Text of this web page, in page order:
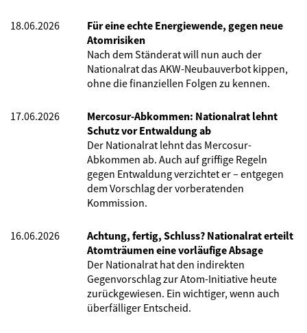
18.06.2026
Für eine echte Energiewende, gegen neue
Atomrisiken
Nach dem Ständerat will nun auch der
Nationalrat das AKW-Neubauverbot kippen,
ohne die finanziellen Folgen zu kennen.
17.06.2026
Mercosur-Abkommen: Nationalrat lehnt
Schutz vor Entwaldung ab
Der Nationalrat lehnt das Mercosur-
Abkommen ab. Auch auf griffige Regeln
gegen Entwaldung verzichtet er – entgegen
dem Vorschlag der vorberatenden
Kommission.
16.06.2026
Achtung, fertig, Schluss? Nationalrat erteilt
Atomträumen eine vorläufige Absage
Der Nationalrat hat den indirekten
Gegenvorschlag zur Atom-Initiative heute
zurückgewiesen. Ein wichtiger, wenn auch
überfälliger Entscheid.